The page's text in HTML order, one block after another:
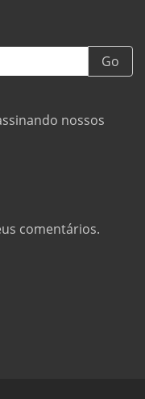
Go
nossos
comentários.